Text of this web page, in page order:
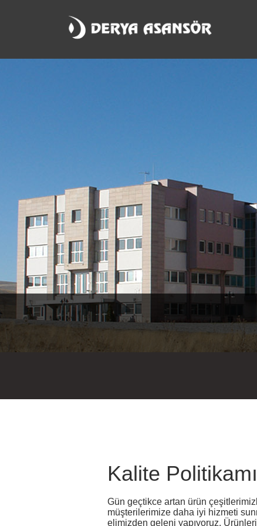
Kalite
Gün geçtikce artan ürün
müşterilerimize daha iyi hizmeti
elimizden geleni yapıyoruz.